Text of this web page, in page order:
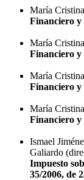
María
Financiero
María
Financiero
María
Financiero
María
Financiero
Ismael
Galiardo
Impuesto
35/2006, de